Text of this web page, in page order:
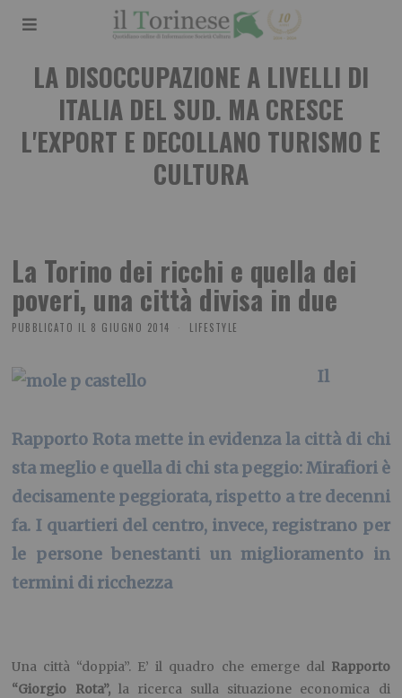
LA DISOCCUPAZIONE A LIVELLI DI
ITALIA DEL SUD. MA CRESCE
L'EXPORT E DECOLLANO TURISMO E
CULTURA
La Torino dei ricchi e quella dei
poveri, una città divisa in due
PUBBLICATO IL 8 GIUGNO 2014 LIFESTYLE
Il
Rapporto Rota mette in evidenza la città di chi
sta meglio e quella di chi sta peggio: Mirafiori è
decisamente peggiorata, rispetto a tre decenni
fa. I quartieri del centro, invece, registrano per
le persone benestanti un miglioramento in
termini di ricchezza
Una città “doppia”. E’ il quadro che emerge dal Rapporto
“Giorgio Rota”,la ricerca sulla situazione economica di